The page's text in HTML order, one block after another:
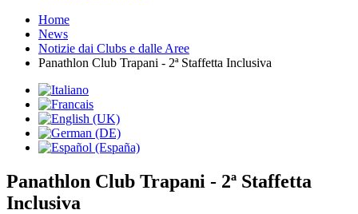
Home
News
Notizie dai Clubs e dalle Aree
Panathlon Club Trapani - 2ª Staffetta Inclusiva
Panathlon Club Trapani - 2ª Staffetta
Inclusiva